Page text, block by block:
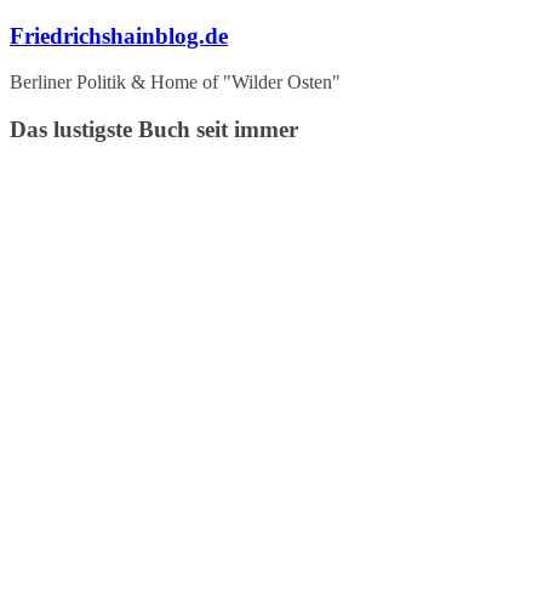
Zum
springen
Friedrichshainblog.de
Berliner Politik & Home of "Wilder Osten"
Das lustigste Buch seit immer